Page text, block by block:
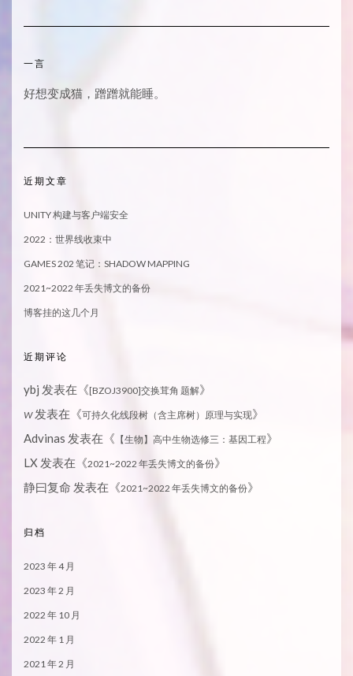
一言
好想变成猫，蹭蹭就能睡。
近期文章
UNITY 构建与客户端安全
2022：世界线收束中
GAMES 202 笔记：SHADOW MAPPING
2021~2022 年丢失博文的备份
博客挂的这几个月
近期评论
ybj 发表在《[BZOJ3900]交换茸角 题解》
W发表在《可持久化线段树（含主席树）原理与实现》
Advinas 发表在《 【生物】高中生物选修三：基因工程》
LX 发表在《2021~2022 年丢失博文的备份》
静曰复命 发表在《2021~2022 年丢失博文的备份》
归档
2023 年 4 月
2023 年 2 月
2022 年 10 月
2022 年 1 月
2021 年 2 月